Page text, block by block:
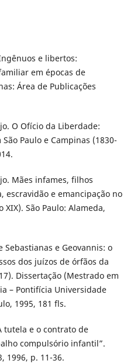
e libertos:
em épocas de
Área de Publicações
O Ofício da Liberdade:
Paulo e Campinas (1830-
Mães infames, filhos
escravidão e emancipação no
São Paulo: Alameda,
Sebastianas e Geovannis: o
dos juízos de órfãos da
Dissertação (Mestrado em
– Pontifícia Universidade
1995, 181 fls.
tutela e o contrato de
compulsório infantil”.
1996, p. 11-36.